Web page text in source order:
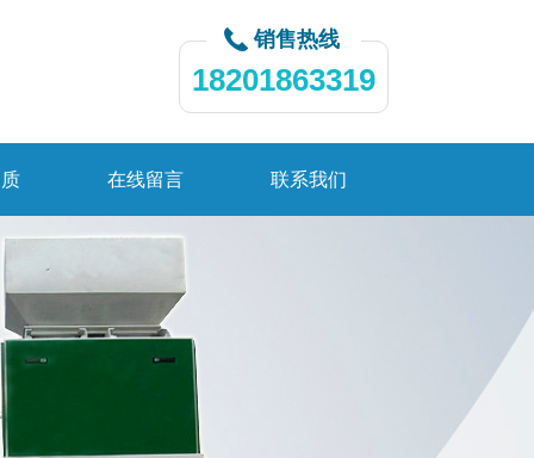
销售热线
18201863319
在线留言 联系我们